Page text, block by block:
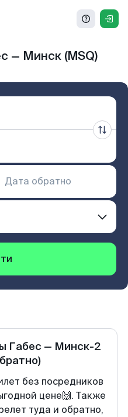
— Минск (MSQ)
Габес — Минск-2
без посредников
цене🙌. Также
туда и обратно,